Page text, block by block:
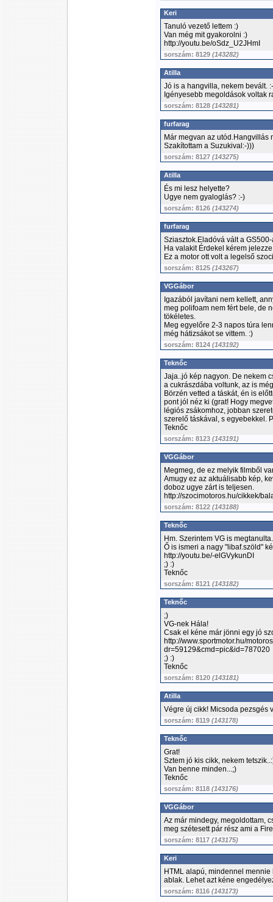
Keri
Tanuló vezető lettem :)
Van még mit gyakorolni :)
http://youtu.be/oSdz_U2JHmI
sorszám: 8129 (143282)
Atilla
Jó is a hangvilla, nekem bevált.
Igényesebb megoldások voltak
sorszám: 8128 (143281)
furfarag
Már megvan az utód.Hangvillás
Szakítottam a Suzukival:-)))
sorszám: 8127 (143275)
Atilla
És mi lesz helyette?
Ugye nem gyaloglás? :-)
sorszám: 8126 (143274)
furfarag
Sziasztok.Eladóvá vált a
Ha valakit Érdekel kérem
Ez a motor ott volt a legelső
sorszám: 8125 (143267)
VGGábor
Igazából javítani nem kellett,
meg polifoam nem fért bele, de
tökéletes.
Meg egyelőre 2-3 napos túra
még hátizsákot se vittem. :)
sorszám: 8124 (143192)
Teknőc
Jaja..jó kép nagyon. De nekem
a cukrászdába voltunk, az is
Börzén vetted a táskát, én is
pont jól néz ki (grat! Hogy
légiós zsákomhoz, jobban
szerelő táskával, s egyebekkel.
Teknőc
sorszám: 8123 (143191)
VGGábor
Megmeg, de ez melyik filmből
Amugy ez az aktuálisabb kép,
doboz ugye zárt is teljesen.
http://szocimotoros.hu/cikkek/
sorszám: 8122 (143188)
Teknőc
Hm. Szerintem VG is
Ő is ismeri a nagy "libaf.szöld"
http://youtu.be/-elGVykunDI
;) :)
Teknőc
sorszám: 8121 (143182)
Teknőc
;)
VG-nek Hála!
Csak el kéne már jönni egy jó
http://www.sportmotor.hu/
dr=59129&cmd=pic&id=787020
;) :)
Teknőc
sorszám: 8120 (143181)
Atilla
Végre új cikk! Micsoda pezsgés
sorszám: 8119 (143178)
Teknőc
Grat!
Sztem jó kis cikk, nekem
Van benne minden...;)
Teknőc
sorszám: 8118 (143176)
VGGábor
Az már mindegy, megoldottam,
meg szétesett pár rész ami a
sorszám: 8117 (143175)
Keri
HTML alapú, mindennel
ablak. Lehet azt kéne
sorszám: 8116 (143173)